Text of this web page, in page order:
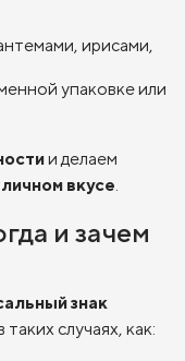
ирисами,
упаковке или
и делаем
вкусе.
и зачем
знак
случаях, как: